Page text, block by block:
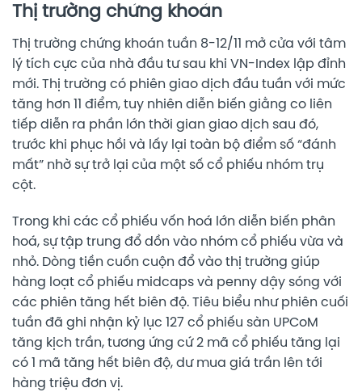
Thị trường chứng khoán
Thị trường chứng khoán tuần 8-12/11 mở cửa với tâm
lý tích cực của nhà đầu tư sau khi VN-Index lập đỉnh
mới. Thị trường có phiên giao dịch đầu tuần với mức
tăng hơn 11 điểm, tuy nhiên diễn biến giằng co liên
tiếp diễn ra phần lớn thời gian giao dịch sau đó,
trước khi phục hồi và lấy lại toàn bộ điểm số “đánh
mất” nhờ sự trở lại của một số cổ phiếu nhóm trụ
cột.
Trong khi các cổ phiếu vốn hoá lớn diễn biến phân
hoá, sự tập trung đổ dồn vào nhóm cổ phiếu vừa và
nhỏ. Dòng tiền cuồn cuộn đổ vào thị trường giúp
hàng loạt cổ phiếu midcaps và penny dậy sóng với
các phiên tăng hết biên độ. Tiêu biểu như phiên cuối
tuần đã ghi nhận kỷ lục 127 cổ phiếu sàn UPCoM
tăng kịch trần, tương ứng cứ 2 mã cổ phiếu tăng lại
có 1 mã tăng hết biên độ, dư mua giá trần lên tới
hàng triệu đơn vị.